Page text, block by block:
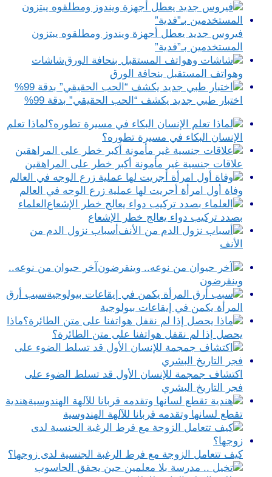
فيروس جديد يعطل أجهزة ويندوز ومطلقوه يبتزون
المستخدمين بـ”فدية”
شاشات
وهواتف المستقبل بنحافة الورق
اختبار طبي جديد يكشف “الحب الحقيقي” بدقة 99%
لماذا تعلم
الإنسان البكاء في مسيرة تطوره؟
علاقات جنسية غير مأمونة أكبر خطر على المراهقين
وفاة أول امرأة أجريت لها عملية زرع الوجه في العالم
العلماء
بصدد تركيب دواء يعالج خطر الإشعاع
أسباب نزول الدم من
الأنف
آخر حيوان من نوعه..
وينقرضون
سبب أرق
المرأة يكمن في إيقاعات بيولوجية
ماذا
يحصل إذا لم نقفل هواتفنا على متن الطائرة؟
اكتشاف جمجمة للإنسان الأول قد تسلط الضوء على
فجر التاريخ البشري
هندية
تقطع لسانها وتقدمه قربانا للآلهة الهندوسية
كيف تتعامل الزوجة مع فرط الرغبة الجنسية لدى زوجها؟